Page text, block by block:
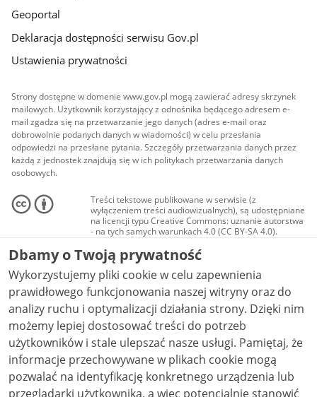
Geoportal
Deklaracja dostępności serwisu Gov.pl
Ustawienia prywatności
Strony dostępne w domenie www.gov.pl mogą zawierać adresy skrzynek
mailowych. Użytkownik korzystający z odnośnika będącego adresem e-
mail zgadza się na przetwarzanie jego danych (adres e-mail oraz
dobrowolnie podanych danych w wiadomości) w celu przesłania
odpowiedzi na przesłane pytania. Szczegóły przetwarzania danych przez
każdą z jednostek znajdują się w ich politykach przetwarzania danych
osobowych.
Treści tekstowe publikowane w serwisie (z
wyłączeniem treści audiowizualnych), są udostępniane
na licencji typu Creative Commons: uznanie autorstwa
- na tych samych warunkach 4.0 (CC BY-SA 4.0).
Materiały audiowizualne, w tym zdjęcia, materiały
audio i wideo, są udostępniane na licencji typu
Creative Commons: uznanie autorstwa użycie
niekomercyjne - bez utworów zależnych 4.0 (CC BY-
NC-ND 4.0), o ile nie jest to stwierdzone inaczej.
Dbamy o Twoją prywatność
Wykorzystujemy pliki cookie w celu zapewnienia
prawidłowego funkcjonowania naszej witryny oraz do
analizy ruchu i optymalizacji działania strony. Dzięki nim
możemy lepiej dostosować treści do potrzeb
użytkowników i stale ulepszać nasze usługi. Pamiętaj, że
informacje przechowywane w plikach cookie mogą
pozwalać na identyfikację konkretnego urządzenia lub
przeglądarki użytkownika, a więc potencjalnie stanowić